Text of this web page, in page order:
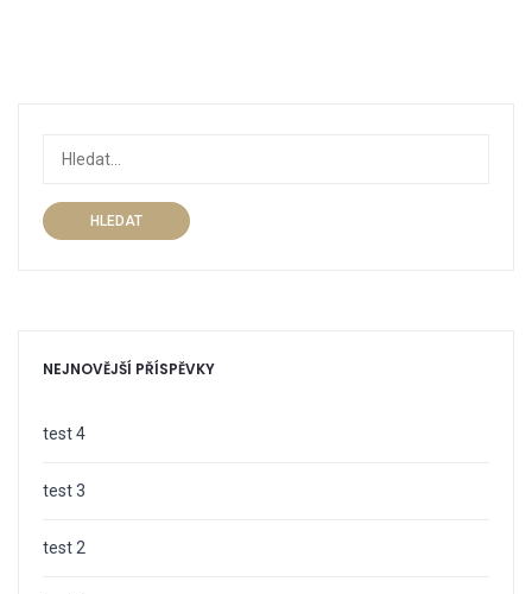
HLEDAT
NEJNOVĚJŠÍ PŘÍSPĚVKY
test 4
test 3
test 2